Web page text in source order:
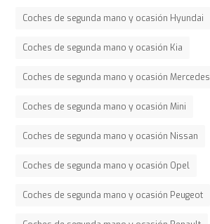
Coches de segunda mano y ocasión Hyundai
Coches de segunda mano y ocasión Kia
Coches de segunda mano y ocasión Mercedes
Coches de segunda mano y ocasión Mini
Coches de segunda mano y ocasión Nissan
Coches de segunda mano y ocasión Opel
Coches de segunda mano y ocasión Peugeot